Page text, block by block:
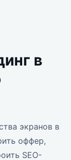
в
экранов в
оффер,
SEO-